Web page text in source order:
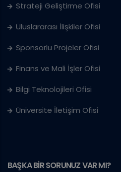
Strateji Geliştirme Ofisi
Uluslararası İlişkiler Ofisi
Sponsorlu Projeler Ofisi
Finans ve Mali İşler Ofisi
Bilgi Teknolojileri Ofisi
Üniversite İletişim Ofisi
BAŞKA BİR SORUNUZ VAR MI?